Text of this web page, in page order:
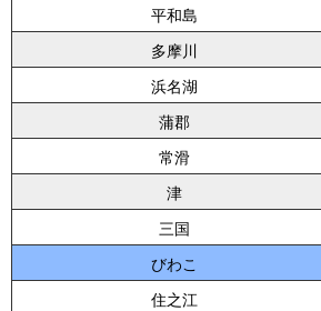
平和島
多摩川
浜名湖
蒲郡
常滑
津
三国
びわこ
住之江